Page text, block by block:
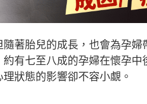
著胎兒的成長，也會為孕
有七至八成的孕婦在懷孕
狀態的影響卻不容小覷。